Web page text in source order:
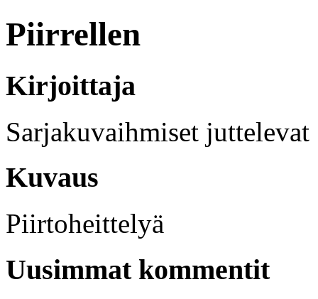
Piirrellen
Kirjoittaja
Sarjakuvaihmiset juttelevat
Kuvaus
Piirtoheittelyä
Uusimmat kommentit